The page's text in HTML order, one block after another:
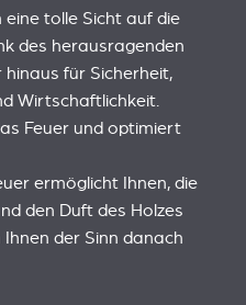
tolle Sicht auf die
des herausragenden
für Sicherheit,
Wirtschaftlichkeit.
Feuer und optimiert
ermöglicht Ihnen, die
den Duft des Holzes
der Sinn danach